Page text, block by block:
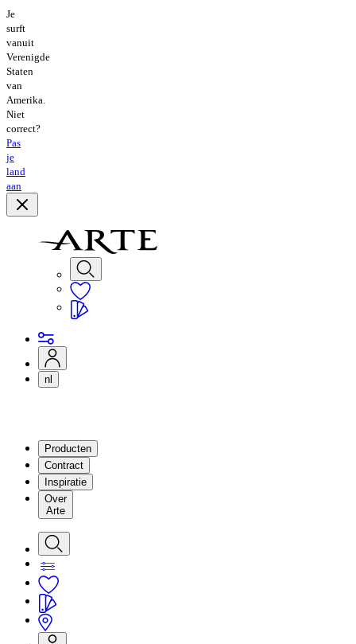
Je
surft
vanuit
Verenigde
Staten
van
Amerika.
Niet
correct?
Pas
je
land
aan
nl
Producten
Contract
Inspiratie
Over
Arte